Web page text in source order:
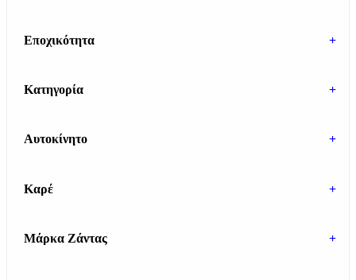
Εποχικότητα +
Κατηγορία +
Αυτοκίνητο +
Καρέ +
Μάρκα Ζάντας +